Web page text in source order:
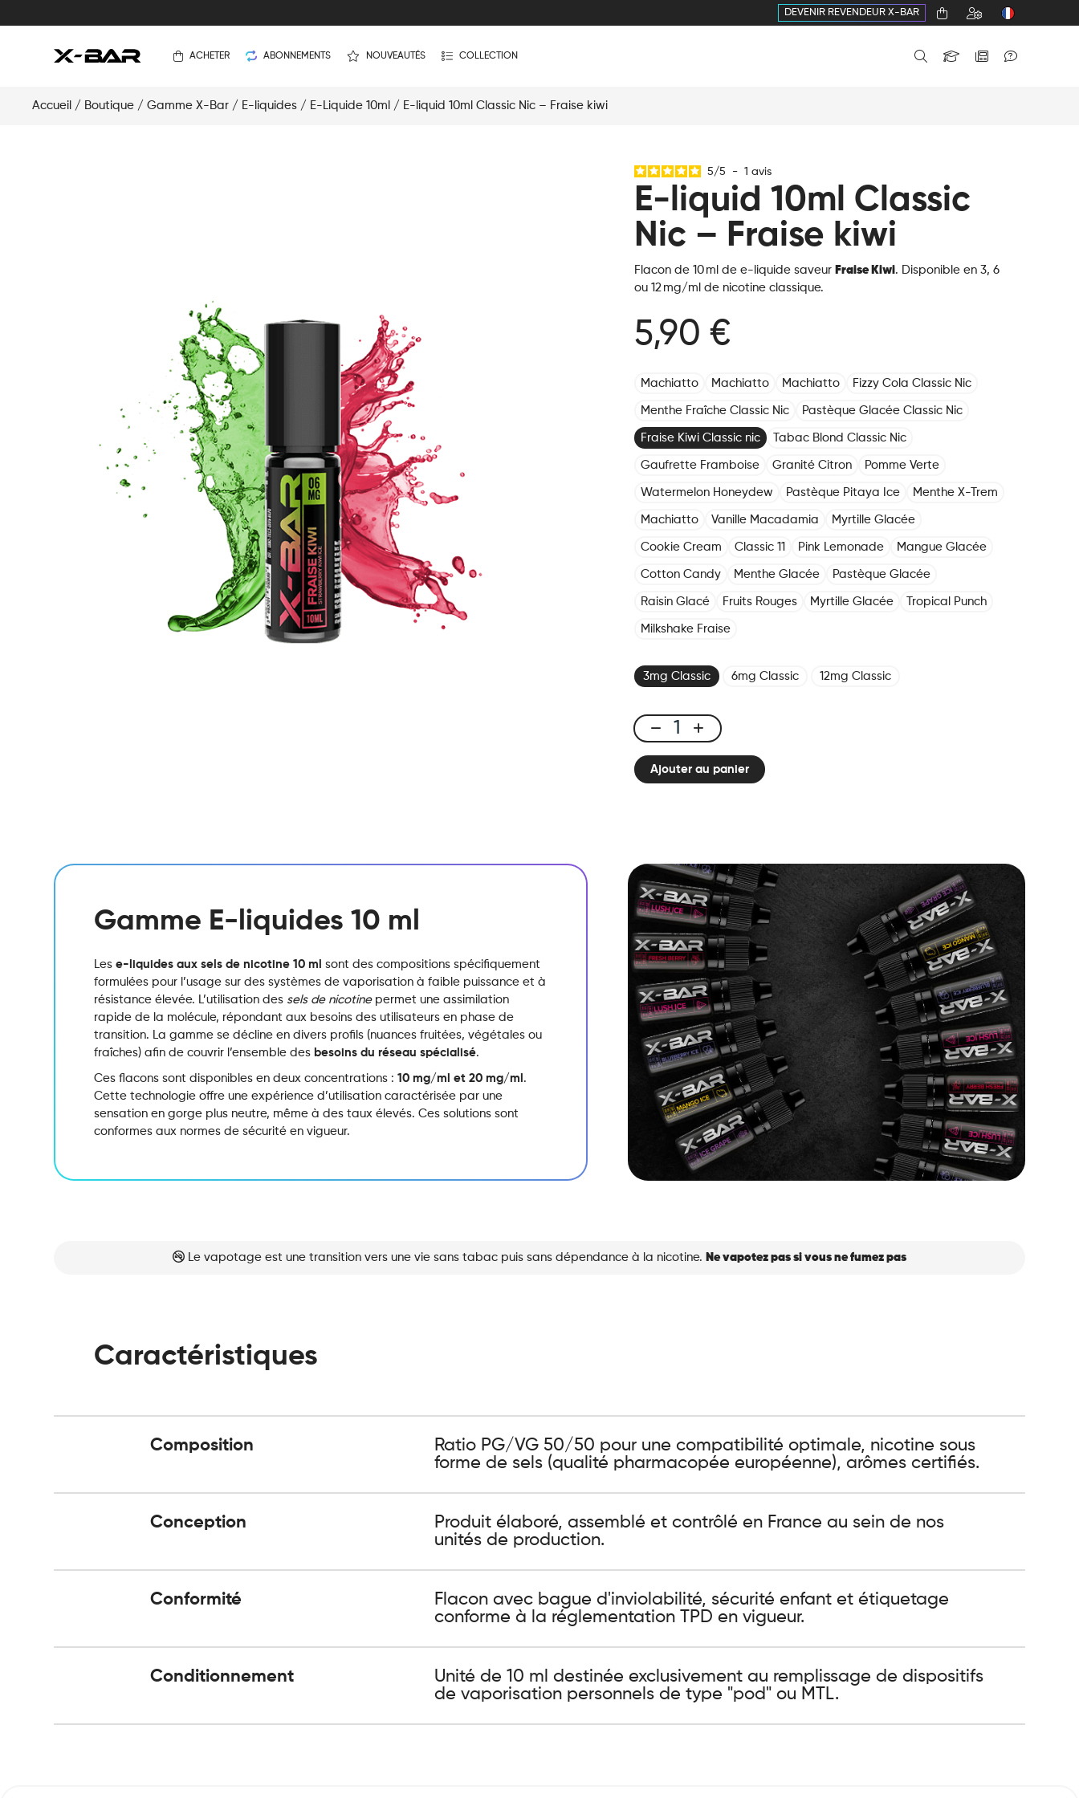
DEVENIR REVENDEUR X-BAR
ACHETER ABONNEMENTS NOUVEAUTÉS COLLECTION
Accueil / Boutique / Gamme X-Bar / E-liquides / E-Liquide 10ml / E-liquid 10ml Classic Nic – Fraise kiwi
5/5 - 1 avis
E-liquid 10ml Classic
Nic – Fraise kiwi
Flacon de 10 ml de e-liquide saveur Fraise Kiwi. Disponible en 3, 6
ou 12 mg/ml de nicotine classique.
5,90 €
Machiatto Machiatto Machiatto Fizzy Cola Classic Nic
Menthe Fraîche Classic Nic Pastèque Glacée Classic Nic
Fraise Kiwi Classic nic Tabac Blond Classic Nic
Gaufrette Framboise Granité Citron Pomme Verte
Watermelon Honeydew Pastèque Pitaya Ice Menthe X-Trem
Machiatto Vanille Macadamia Myrtille Glacée
Cookie Cream Classic 11 Pink Lemonade Mangue Glacée
Cotton Candy Menthe Glacée Pastèque Glacée
Raisin Glacé Fruits Rouges Myrtille Glacée Tropical Punch
Milkshake Fraise
3mg Classic 6mg Classic 12mg Classic
E-
liquid
10ml
quantité
Ajouter au panier
Gamme E-liquides 10 ml
Lese-liquides aux sels de nicotine 10 ml sont des compositions spécifiquement
formulées pour l’usage sur des systèmes de vaporisation à faible puissance et à
résistance élevée. L’utilisation des sels de nicotinepermet une assimilation
rapide de la molécule, répondant aux besoins des utilisateurs en phase de
transition. La gamme se décline en divers profils (nuances fruitées, végétales ou
fraîches) afin de couvrir l’ensemble des besoins du réseau spécialisé.
Ces flacons sont disponibles en deux concentrations : 10 mg/ml et 20 mg/ml .
Cette technologie offre une expérience d’utilisation caractérisée par une
sensation en gorge plus neutre, même à des taux élevés. Ces solutions sont
conformes aux normes de sécurité en vigueur.
Le vapotage est une transition vers une vie sans tabac puis sans dépendance à la nicotine. Ne vapotez pas si vous ne fumez pas
Caractéristiques
Composition
Ratio PG/VG 50/50 pour une compatibilité optimale, nicotine sous
forme de sels (qualité pharmacopée européenne), arômes certifiés.
Conception
Produit élaboré, assemblé et contrôlé en France au sein de nos
unités de production.
Conformité
Flacon avec bague d'inviolabilité, sécurité enfant et étiquetage
conforme à la réglementation TPD en vigueur.
Conditionnement
Unité de 10 ml destinée exclusivement au remplissage de dispositifs
de vaporisation personnels de type "pod" ou MTL.